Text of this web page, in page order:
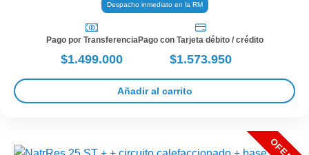
Despacho inmediato en la RM
Pago por Transferencia
$1.499.000
Pago con Tarjeta débito / crédito
$1.573.950
Añadir al carrito